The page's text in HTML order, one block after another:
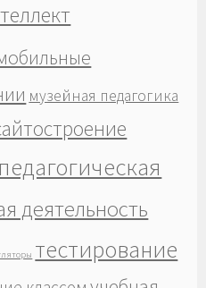
музейная педагогика
педагогическая
деятельность
тестирование